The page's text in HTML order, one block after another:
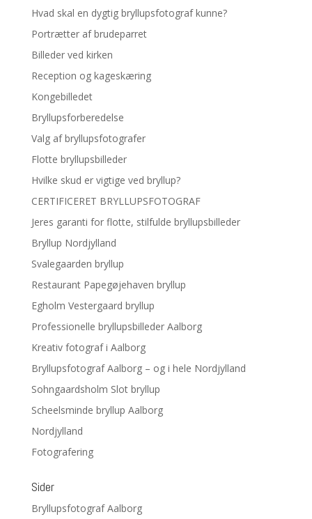
Hvad skal en dygtig bryllupsfotograf kunne?
Portrætter af brudeparret
Billeder ved kirken
Reception og kageskæring
Kongebilledet
Bryllupsforberedelse
Valg af bryllupsfotografer
Flotte bryllupsbilleder
Hvilke skud er vigtige ved bryllup?
CERTIFICERET BRYLLUPSFOTOGRAF
Jeres garanti for flotte, stilfulde bryllupsbilleder
Bryllup Nordjylland
Svalegaarden bryllup
Restaurant Papegøjehaven bryllup
Egholm Vestergaard bryllup
Professionelle bryllupsbilleder Aalborg
Kreativ fotograf i Aalborg
Bryllupsfotograf Aalborg – og i hele Nordjylland
Sohngaardsholm Slot bryllup
Scheelsminde bryllup Aalborg
Nordjylland
Fotografering
Sider
Bryllupsfotograf Aalborg